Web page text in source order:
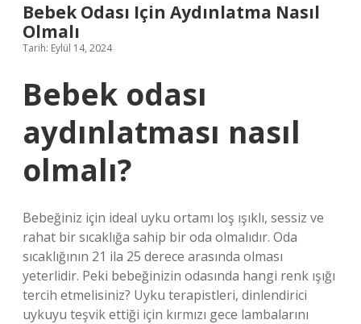
Bebek Odası Için Aydınlatma Nasıl
Olmalı
Tarih: Eylül 14, 2024
Bebek odası
aydınlatması nasıl
olmalı?
Bebeğiniz için ideal uyku ortamı loş ışıklı, sessiz ve
rahat bir sıcaklığa sahip bir oda olmalıdır. Oda
sıcaklığının 21 ila 25 derece arasında olması
yeterlidir. Peki bebeğinizin odasında hangi renk ışığı
tercih etmelisiniz? Uyku terapistleri, dinlendirici
uykuyu teşvik ettiği için kırmızı gece lambalarını